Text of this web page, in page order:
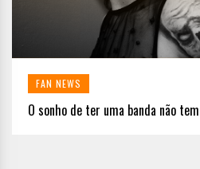
FAN NEWS
O sonho de ter uma banda não